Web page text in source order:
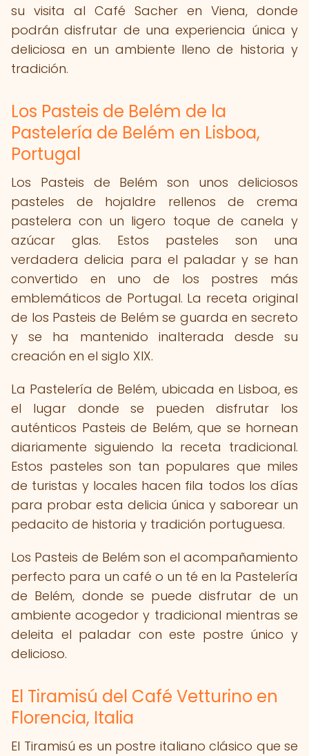
su visita al Café Sacher en Viena, donde
podrán disfrutar de una experiencia única y
deliciosa en un ambiente lleno de historia y
tradición.
Los Pasteis de Belém de la
Pastelería de Belém en Lisboa,
Portugal
Los Pasteis de Belém son unos deliciosos
pasteles de hojaldre rellenos de crema
pastelera con un ligero toque de canela y
azúcar glas. Estos pasteles son una
verdadera delicia para el paladar y se han
convertido en uno de los postres más
emblemáticos de Portugal. La receta original
de los Pasteis de Belém se guarda en secreto
y se ha mantenido inalterada desde su
creación en el siglo XIX.
La Pastelería de Belém, ubicada en Lisboa, es
el lugar donde se pueden disfrutar los
auténticos Pasteis de Belém, que se hornean
diariamente siguiendo la receta tradicional.
Estos pasteles son tan populares que miles
de turistas y locales hacen fila todos los días
para probar esta delicia única y saborear un
pedacito de historia y tradición portuguesa.
Los Pasteis de Belém son el acompañamiento
perfecto para un café o un té en la Pastelería
de Belém, donde se puede disfrutar de un
ambiente acogedor y tradicional mientras se
deleita el paladar con este postre único y
delicioso.
El Tiramisú del Café Vetturino en
Florencia, Italia
El Tiramisú es un postre italiano clásico que se